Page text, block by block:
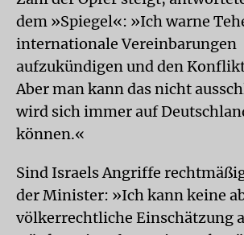
dem »Spiegel«: »Ich warne
internationale Vereinbarungen
aufzukündigen und den
Aber man kann das nicht
wird sich immer auf
können.«
Sind Israels Angriffe
der Minister: »Ich kann keine
völkerrechtliche Einschätzung